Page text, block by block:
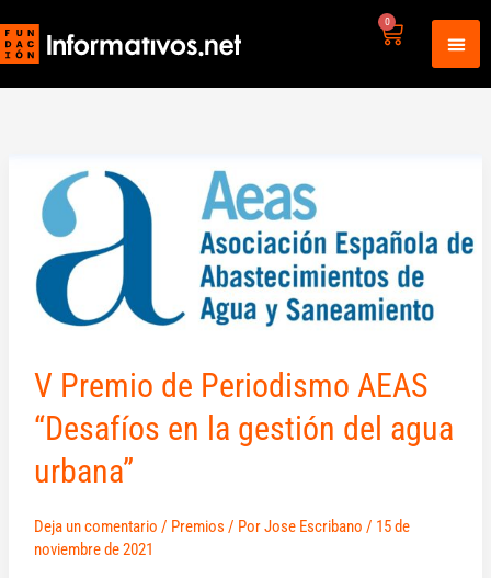
al
contenido
0
Carrito
V Premio de Periodismo AEAS
“Desafíos en la gestión del agua
urbana”
Deja un comentario / Premios / PorJose Escribano / 15 de
noviembre de 2021
Premio
de
Periodismo
AEAS
“Desafíos
gestión
del
agua
urbana”